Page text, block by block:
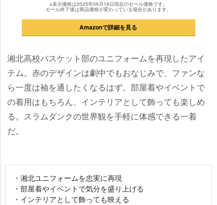
※表示価格は2025年09月16日現在のセール価格です。
セール終了後は商品価格が変わっている場合があります。
Amazonで詳細を見る
湘北高校バスケット部のユニフォームを再現したアイ
テム。赤のデザインは劇中でもおなじみで、ファンな
ら一度は袖を通したくなるはず。部屋着やイベントで
の着用はもちろん、インテリアとして飾っても楽しめ
る。スラムダンクの世界観を手軽に体感できる一着
だ。
・湘北ユニフォームを忠実に再現
・部屋着やイベントで気分を盛り上げる
・インテリアとして飾っても映える